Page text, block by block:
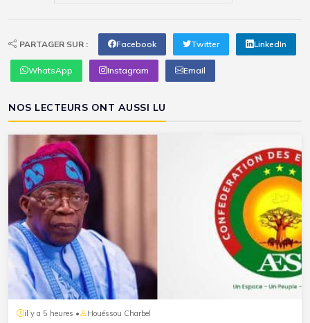
PARTAGER SUR : Facebook Twitter LinkedIn
WhatsApp Instagram Email
NOS LECTEURS ONT AUSSI LU
il y a 5 heures • Houéssou Charbel